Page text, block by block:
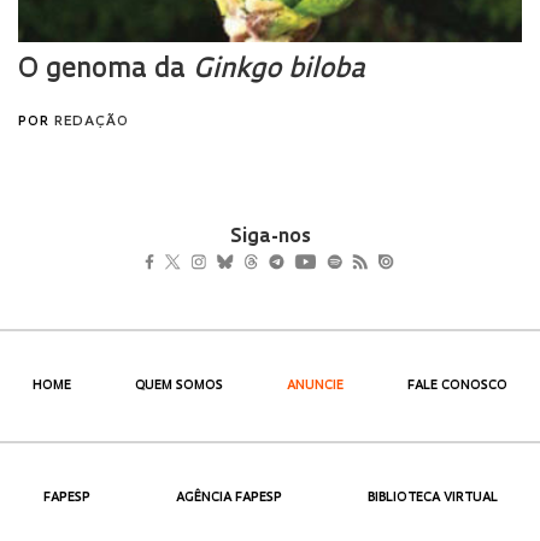
Siga-nos
HOME QUEM SOMOS ANUNCIE FALE CONOSCO
FAPESP AGÊNCIA FAPESP BIBLIOTECA VIRTUAL